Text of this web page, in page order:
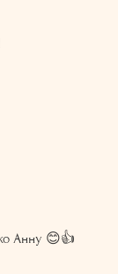
Анну 😊👍